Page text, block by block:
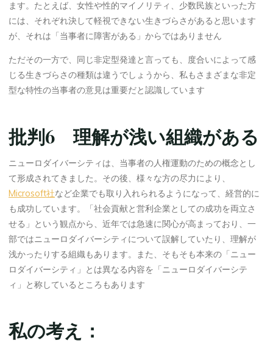
ます。たとえば、女性や性的マイノリティ、少数民族といった方
には、それぞれ決して軽視できない生きづらさがあると思います
が、それは「当事者に障害がある」からではありません
ただその一方で、同じ非定型発達と言っても、度合いによって感
じる生きづらさの種類は違うでしょうから、私もさまざまな非定
型な特性の当事者の意見は重要だと認識しています
批判6 理解が浅い組織がある
ニューロダイバーシティは、当事者の人権運動のための概念とし
て形成されてきました。その後、様々な方の尽力により、
Microsoft社など企業でも取り入れられるようになって、経営的に
も成功しています。「社会貢献と営利企業としての成功を両立さ
せる」という観点から、近年では急速に関心が高まっており、一
部ではニューロダイバーシティについて誤解していたり、理解が
浅かったりする組織もあります。また、そもそも本来の「ニュー
ロダイバーシティ」とは異なる内容を「ニューロダイバーシテ
ィ」と称しているところもあります
私の考え：